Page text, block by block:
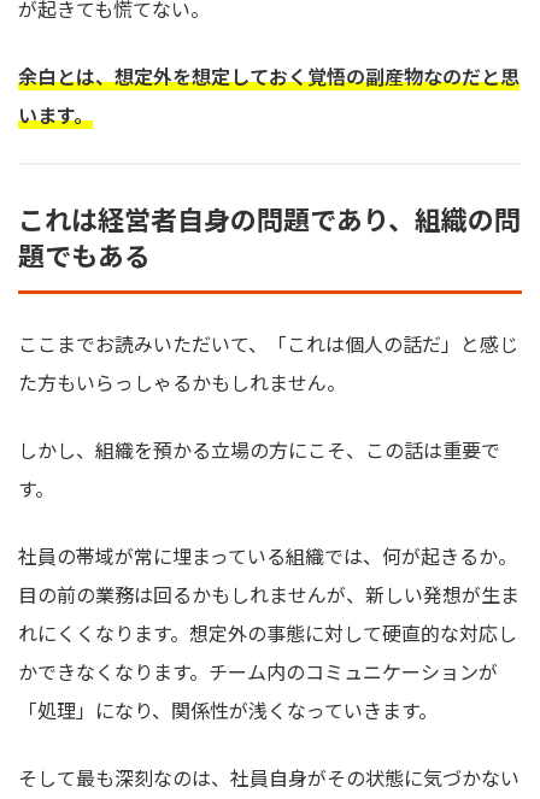
が起きても慌てない。
余白とは、想定外を想定しておく覚悟の副産物なのだと思
います。
これは経営者自身の問題であり、組織の問
題でもある
ここまでお読みいただいて、「これは個人の話だ」と感じ
た方もいらっしゃるかもしれません。
しかし、組織を預かる立場の方にこそ、この話は重要で
す。
社員の帯域が常に埋まっている組織では、何が起きるか。
目の前の業務は回るかもしれませんが、新しい発想が生ま
れにくくなります。想定外の事態に対して硬直的な対応し
かできなくなります。チーム内のコミュニケーションが
「処理」になり、関係性が浅くなっていきます。
そして最も深刻なのは、社員自身がその状態に気づかない